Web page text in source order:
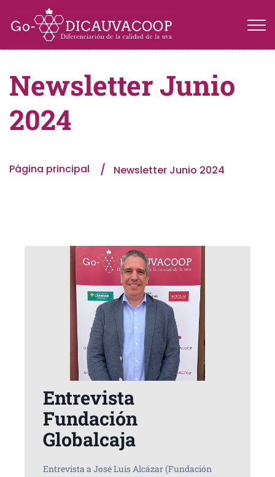
Newsletter Junio
2024
Página principal Newsletter Junio 2024
Entrevista
Fundación
Globalcaja
Entrevista a José Luis Alcázar (Fundación